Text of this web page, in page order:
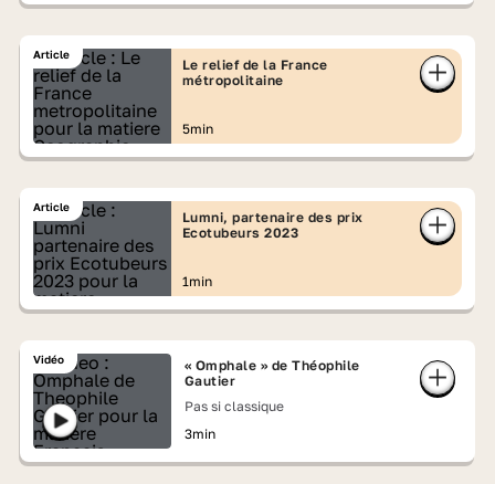
Article
Le relief de la France
métropolitaine
5min
Article
Lumni, partenaire des prix
Ecotubeurs 2023
1min
Vidéo
« Omphale » de Théophile
Gautier
Pas si classique
3min